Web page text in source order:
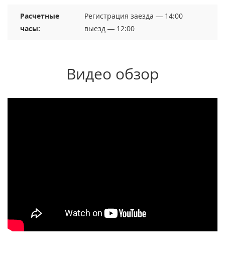
Расчетные
часы:
Регистрация заезда — 14:00
выезд — 12:00
Видео обзор